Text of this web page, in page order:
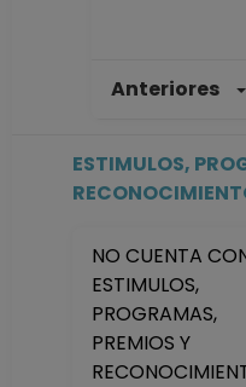
Anteriores
ESTIMULOS,
NO CUENTA
ESTIMULOS,
PROGRAMAS,
PREMIOS Y